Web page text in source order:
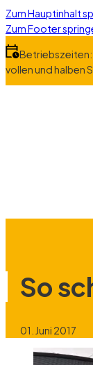
Zum Hauptinhalt
Zum Footer
Betriebszeiten:
vollen und halben
So
01. Juni 2017